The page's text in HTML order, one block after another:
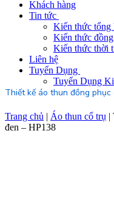
Khách hàng
Tin tức
Kiến thức tổng
Kiến thức
Kiến thức thời
Liên hệ
Tuyển Dụng
Tuyển Dụng
Thiết kế áo thun đồng phục
Trang chủ | Áo thun cổ trụ |
đen – HP138